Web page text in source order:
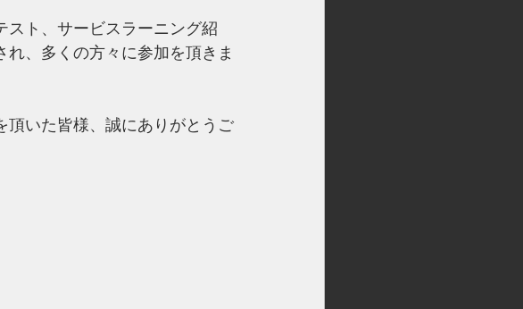
スト、サービスラーニング紹
、多くの方々に参加を頂きま
頂いた皆様、誠にありがとうご